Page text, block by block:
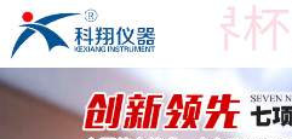
在线买世界
在线买世界杯网站